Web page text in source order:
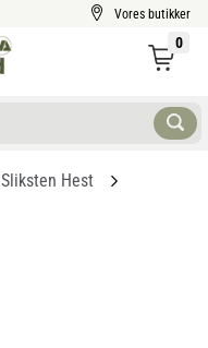
Vores butikker
0
Sliksten Hest